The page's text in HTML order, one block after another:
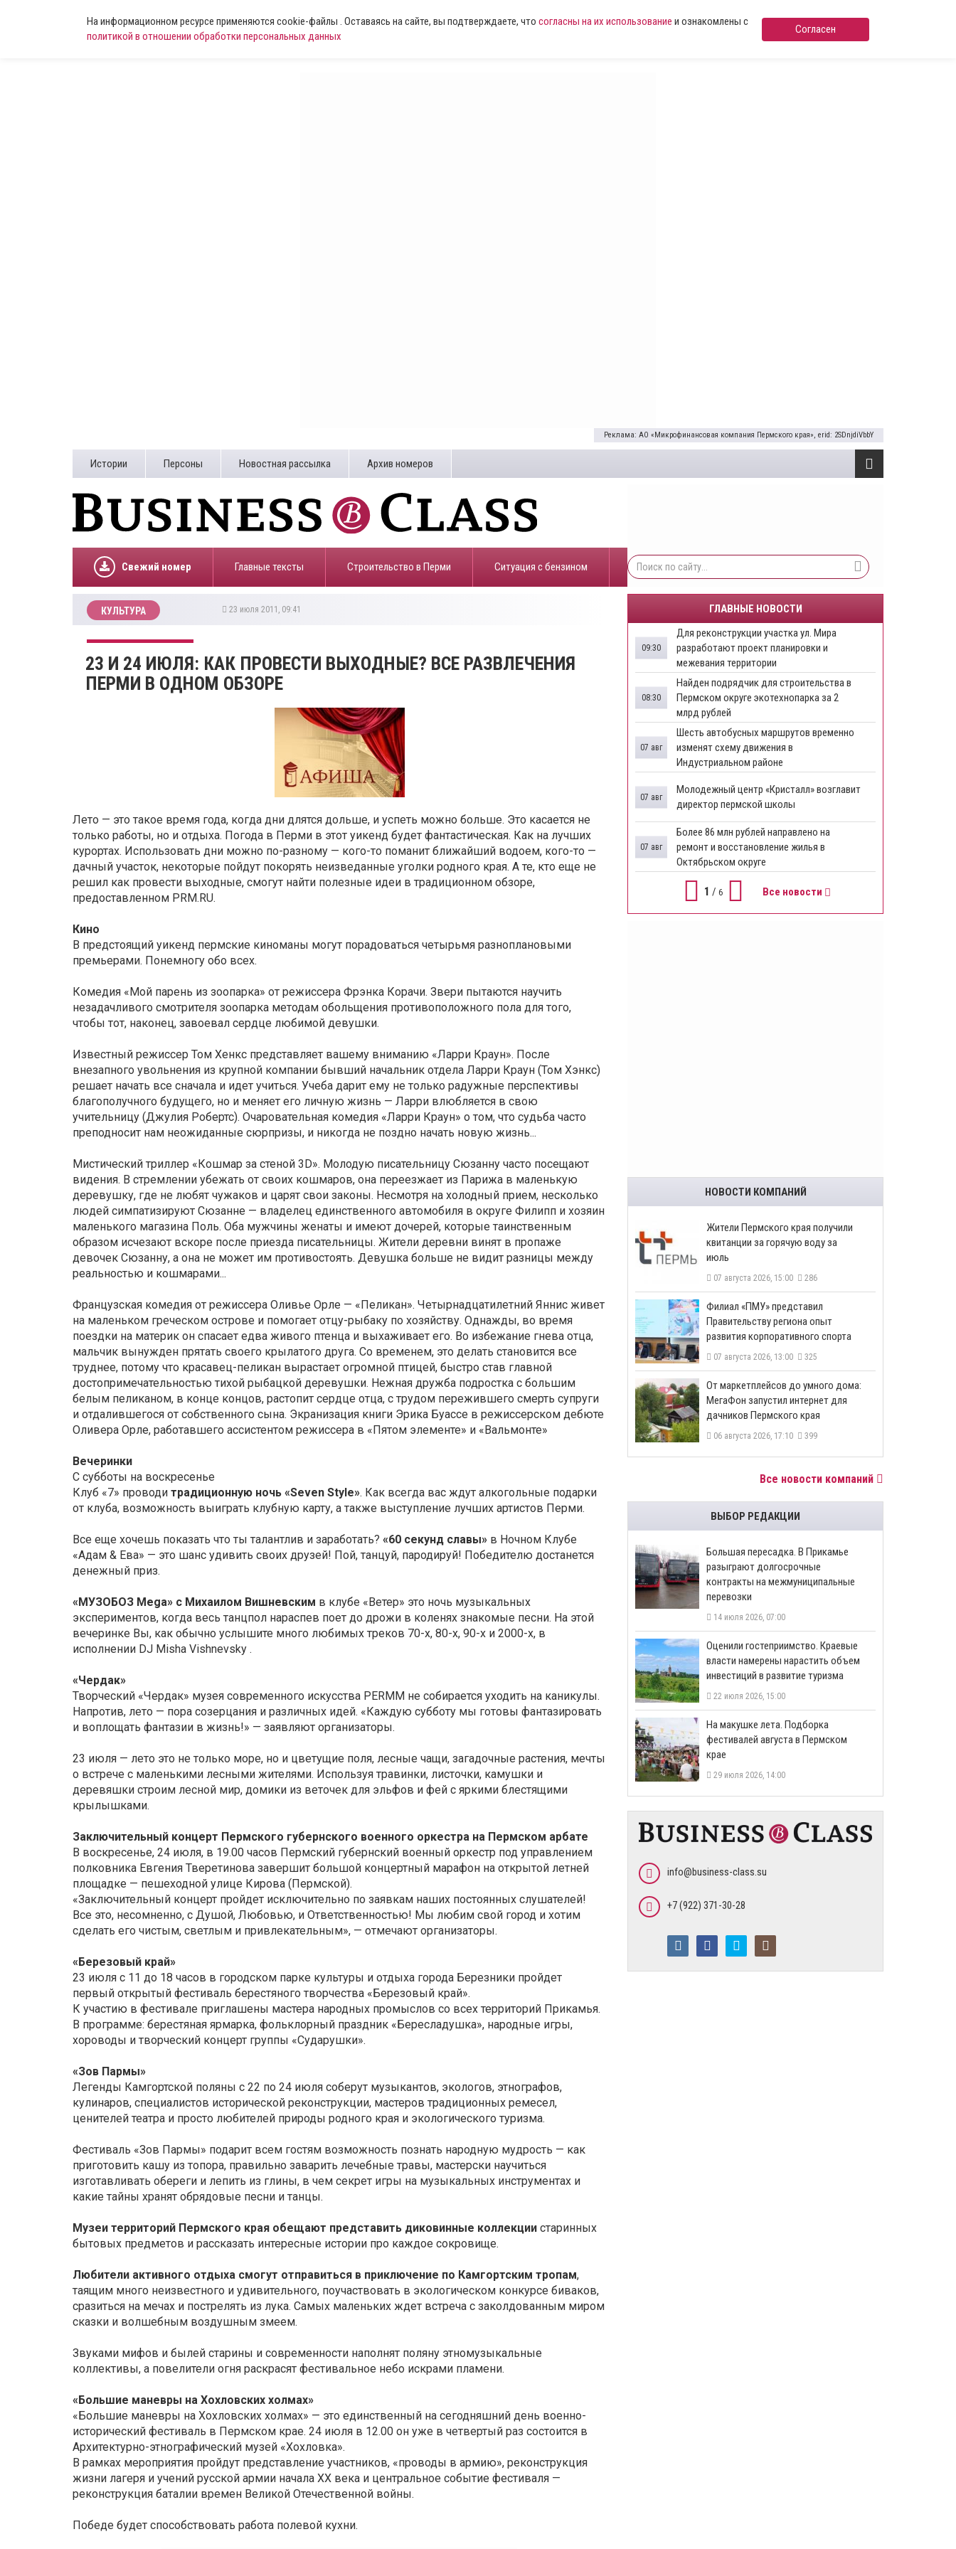
На информационном ресурсе применяются cookie-файлы . Оставаясь на сайте, вы подтверждаете, что согласны на их использование и ознакомлены с
политикой в отношении обработки персональных данных
Согласен
Реклама: АО «Микрофинансовая компания Пермского края», erid: 2SDnjdiVbbY
Истории Персоны Новостная рассылка Архив номеров
Свежий номер Главные тексты Строительство в Перми ​Ситуация с бензином
КУЛЬТУРА 23 июля 2011, 09:41
23 И 24 ИЮЛЯ: КАК ПРОВЕСТИ ВЫХОДНЫЕ? ВСЕ РАЗВЛЕЧЕНИЯ
ПЕРМИ В ОДНОМ ОБЗОРЕ
Лето — это такое время года, когда дни длятся дольше, и успеть можно больше. Это касается не
только работы, но и отдыха. Погода в Перми в этот уикенд будет фантастическая. Как на лучших
курортах. Использовать дни можно по-разному — кого-то поманит ближайший водоем, кого-то —
дачный участок, некоторые пойдут покорять неизведанные уголки родного края. А те, кто еще не
решил как провести выходные, смогут найти полезные идеи в традиционном обзоре,
предоставленном PRM.RU.
Кино
В предстоящий уикенд пермские киноманы могут порадоваться четырьмя разноплановыми
премьерами. Понемногу обо всех.
Комедия «Мой парень из зоопарка» от режиссера Фрэнка Корачи. Звери пытаются научить
незадачливого смотрителя зоопарка методам обольщения противоположного пола для того,
чтобы тот, наконец, завоевал сердце любимой девушки.
Известный режиссер Том Хенкс представляет вашему вниманию «Ларри Краун». После
внезапного увольнения из крупной компании бывший начальник отдела Ларри Краун (Том Хэнкс)
решает начать все сначала и идет учиться. Учеба дарит ему не только радужные перспективы
благополучного будущего, но и меняет его личную жизнь — Ларри влюбляется в свою
учительницу (Джулия Робертс). Очаровательная комедия «Ларри Краун» о том, что судьба часто
преподносит нам неожиданные сюрпризы, и никогда не поздно начать новую жизнь...
Мистический триллер «Кошмар за стеной 3D». Молодую писательницу Сюзанну часто посещают
видения. В стремлении убежать от своих кошмаров, она переезжает из Парижа в маленькую
деревушку, где не любят чужаков и царят свои законы. Несмотря на холодный прием, несколько
людей симпатизируют Сюзанне — владелец единственного автомобиля в округе Филипп и хозяин
маленького магазина Поль. Оба мужчины женаты и имеют дочерей, которые таинственным
образом исчезают вскоре после приезда писательницы. Жители деревни винят в пропаже
девочек Сюзанну, а она не может им противостоять. Девушка больше не видит разницы между
реальностью и кошмарами...
Французская комедия от режиссера Оливье Орле — «Пеликан». Четырнадцатилетний Яннис живет
на маленьком греческом острове и помогает отцу-рыбаку по хозяйству. Однажды, во время
поездки на материк он спасает едва живого птенца и выхаживает его. Во избежание гнева отца,
мальчик вынужден прятать своего крылатого друга. Со временем, это делать становится все
труднее, потому что красавец-пеликан вырастает огромной птицей, быстро став главной
достопримечательностью тихой рыбацкой деревушки. Нежная дружба подростка с большим
белым пеликаном, в конце концов, растопит сердце отца, с трудом пережившего смерть супруги
и отдалившегося от собственного сына. Экранизация книги Эрика Буассе в режиссерском дебюте
Оливера Орле, работавшего ассистентом режиссера в «Пятом элементе» и «Вальмонте»
Вечеринки
С субботы на воскресенье
Клуб «7» проводи традиционную ночь «Seven Style». Как всегда вас ждут алкогольные подарки
от клуба, возможность выиграть клубную карту, а также выступление лучших артистов Перми.
Все еще хочешь показать что ты талантлив и заработать? «60 секунд славы» в Ночном Клубе
«Адам & Ева» — это шанс удивить своих друзей! Пой, танцуй, пародируй! Победителю достанется
денежный приз.
«МУЗОБОЗ Mega» с Михаилом Вишневским в клубе «Ветер» это ночь музыкальных
экспериментов, когда весь танцпол нараспев поет до дрожи в коленях знакомые песни. На этой
вечеринке Вы, как обычно услышите много любимых треков 70-х, 80-х, 90-х и 2000-х, в
исполнении DJ Misha Vishnevsky .
«Чердак»
Творческий «Чердак» музея современного искусства PERMM не собирается уходить на каникулы.
Напротив, лето — пора созерцания и различных идей. «Каждую субботу мы готовы фантазировать
и воплощать фантазии в жизнь!» — заявляют организаторы.
23 июля — лето это не только море, но и цветущие поля, лесные чащи, загадочные растения, мечты
о встрече с маленькими лесными жителями. Используя травинки, листочки, камушки и
деревяшки строим лесной мир, домики из веточек для эльфов и фей с яркими блестящими
крылышками.
Заключительный концерт Пермского губернского военного оркестра на Пермском арбате
В воскресенье, 24 июля, в 19.00 часов Пермский губернский военный оркестр под управлением
полковника Евгения Тверетинова завершит большой концертный марафон на открытой летней
площадке — пешеходной улице Кирова (Пермской).
«Заключительный концерт пройдет исключительно по заявкам наших постоянных слушателей!
Все это, несомненно, с Душой, Любовью, и Ответственностью! Мы любим свой город и хотим
сделать его чистым, светлым и привлекательным», — отмечают организаторы.
«Березовый край»
23 июля с 11 до 18 часов в городском парке культуры и отдыха города Березники пройдет
первый открытый фестиваль берестяного творчества «Березовый край».
К участию в фестивале приглашены мастера народных промыслов со всех территорий Прикамья.
В программе: берестяная ярмарка, фольклорный праздник «Бересладушка», народные игры,
хороводы и творческий концерт группы «Сударушки».
«Зов Пармы»
Легенды Камгортской поляны с 22 по 24 июля соберут музыкантов, экологов, этнографов,
кулинаров, специалистов исторической реконструкции, мастеров традиционных ремесел,
ценителей театра и просто любителей природы родного края и экологического туризма.
Фестиваль «Зов Пармы» подарит всем гостям возможность познать народную мудрость — как
приготовить кашу из топора, правильно заварить лечебные травы, мастерски научиться
изготавливать обереги и лепить из глины, в чем секрет игры на музыкальных инструментах и
какие тайны хранят обрядовые песни и танцы.
Музеи территорий Пермского края обещают представить диковинные коллекции старинных
бытовых предметов и рассказать интересные истории про каждое сокровище.
Любители активного отдыха смогут отправиться в приключение по Камгортским тропам,
таящим много неизвестного и удивительного, поучаствовать в экологическом конкурсе биваков,
сразиться на мечах и пострелять из лука. Самых маленьких ждет встреча с заколдованным миром
сказки и волшебным воздушным змеем.
Звуками мифов и былей старины и современности наполнят поляну этномузыкальные
коллективы, а повелители огня раскрасят фестивальное небо искрами пламени.
«Большие маневры на Хохловских холмах»
«Большие маневры на Хохловских холмах» — это единственный на сегодняшний день военно-
исторический фестиваль в Пермском крае. 24 июля в 12.00 он уже в четвертый раз состоится в
Архитектурно-этнографический музей «Хохловка».
В рамках мероприятия пройдут представление участников, «проводы в армию», реконструкция
жизни лагеря и учений русской армии начала ХХ века и центральное событие фестиваля —
реконструкция баталии времен Великой Отечественной войны.
Победе будет способствовать работа полевой кухни.
ГЛАВНЫЕ НОВОСТИ
Для реконструкции участка ул. Мира
разработают проект планировки и
межевания территории
09:30
Найден подрядчик для строительства в
Пермском округе экотехнопарка за 2
млрд рублей
08:30
Шесть автобусных маршрутов временно
изменят схему движения в
Индустриальном районе
07 авг
Молодежный центр «Кристалл» возглавит
директор пермской школы
07 авг
Более 86 млн рублей направлено на
ремонт и восстановление жилья в
Октябрьском округе
07 авг
1 / 6 Все новости
НОВОСТИ КОМПАНИЙ
​Жители Пермского края получили
квитанции за горячую воду за
июль
07 августа 2026, 15:00 286
​Филиал «ПМУ» представил
Правительству региона опыт
развития корпоративного спорта
07 августа 2026, 13:00 325
От маркетплейсов до умного дома:
МегаФон запустил интернет для
дачников Пермского края
06 августа 2026, 17:10 399
Все новости компаний
ВЫБОР РЕДАКЦИИ
Большая пересадка. В Прикамье
разыграют долгосрочные
контракты на межмуниципальные
перевозки
14 июля 2026, 07:00
Оценили гостеприимство. Краевые
власти намерены нарастить объем
инвестиций в развитие туризма
22 июля 2026, 15:00
На макушке лета. Подборка
фестивалей августа в Пермском
крае
29 июля 2026, 14:00
info@business-class.su
+7 (922) 371-30-28